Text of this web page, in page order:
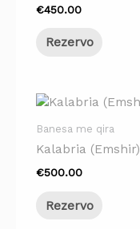
€450.00
Rezervo
Banesa me qira
Kalabria (Emshir)
€500.00
Rezervo